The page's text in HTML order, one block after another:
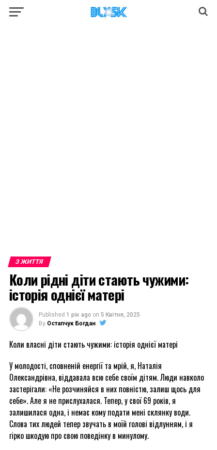
З ЖИТТЯ
Коли рідні діти стають чужими:
історія однієї матері
Published 1 рік ago on 5 Квітня, 2025
By Остапчук Богдан
Коли власні діти стають чужими: історія однієї матері
У молодості, сповненій енергії та мрій, я, Наталія
Олександрівна, віддавала всю себе своїм дітям. Люди навколо
застерігали: «Не розчиняйся в них повністю, залиш щось для
себе». Але я не прислухалася. Тепер, у свої 69 років, я
залишилася одна, і немає кому подати мені склянку води.
Слова тих людей тепер звучать в моїй голові відлунням, і я
гірко шкодую про свою поведінку в минулому.